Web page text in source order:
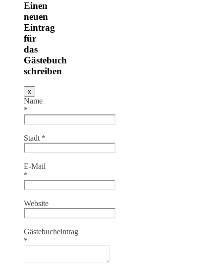
Einen
neuen
Eintrag
für
das
Gästebuch
schreiben
x
Formular
ausblenden
Name
*
Stadt *
E-Mail
*
Website
Gästebucheintrag
*